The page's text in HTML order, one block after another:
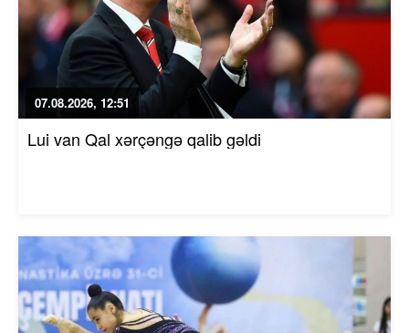
07.08.2026, 12:51
Lui van Qal xərçəngə qalib gəldi